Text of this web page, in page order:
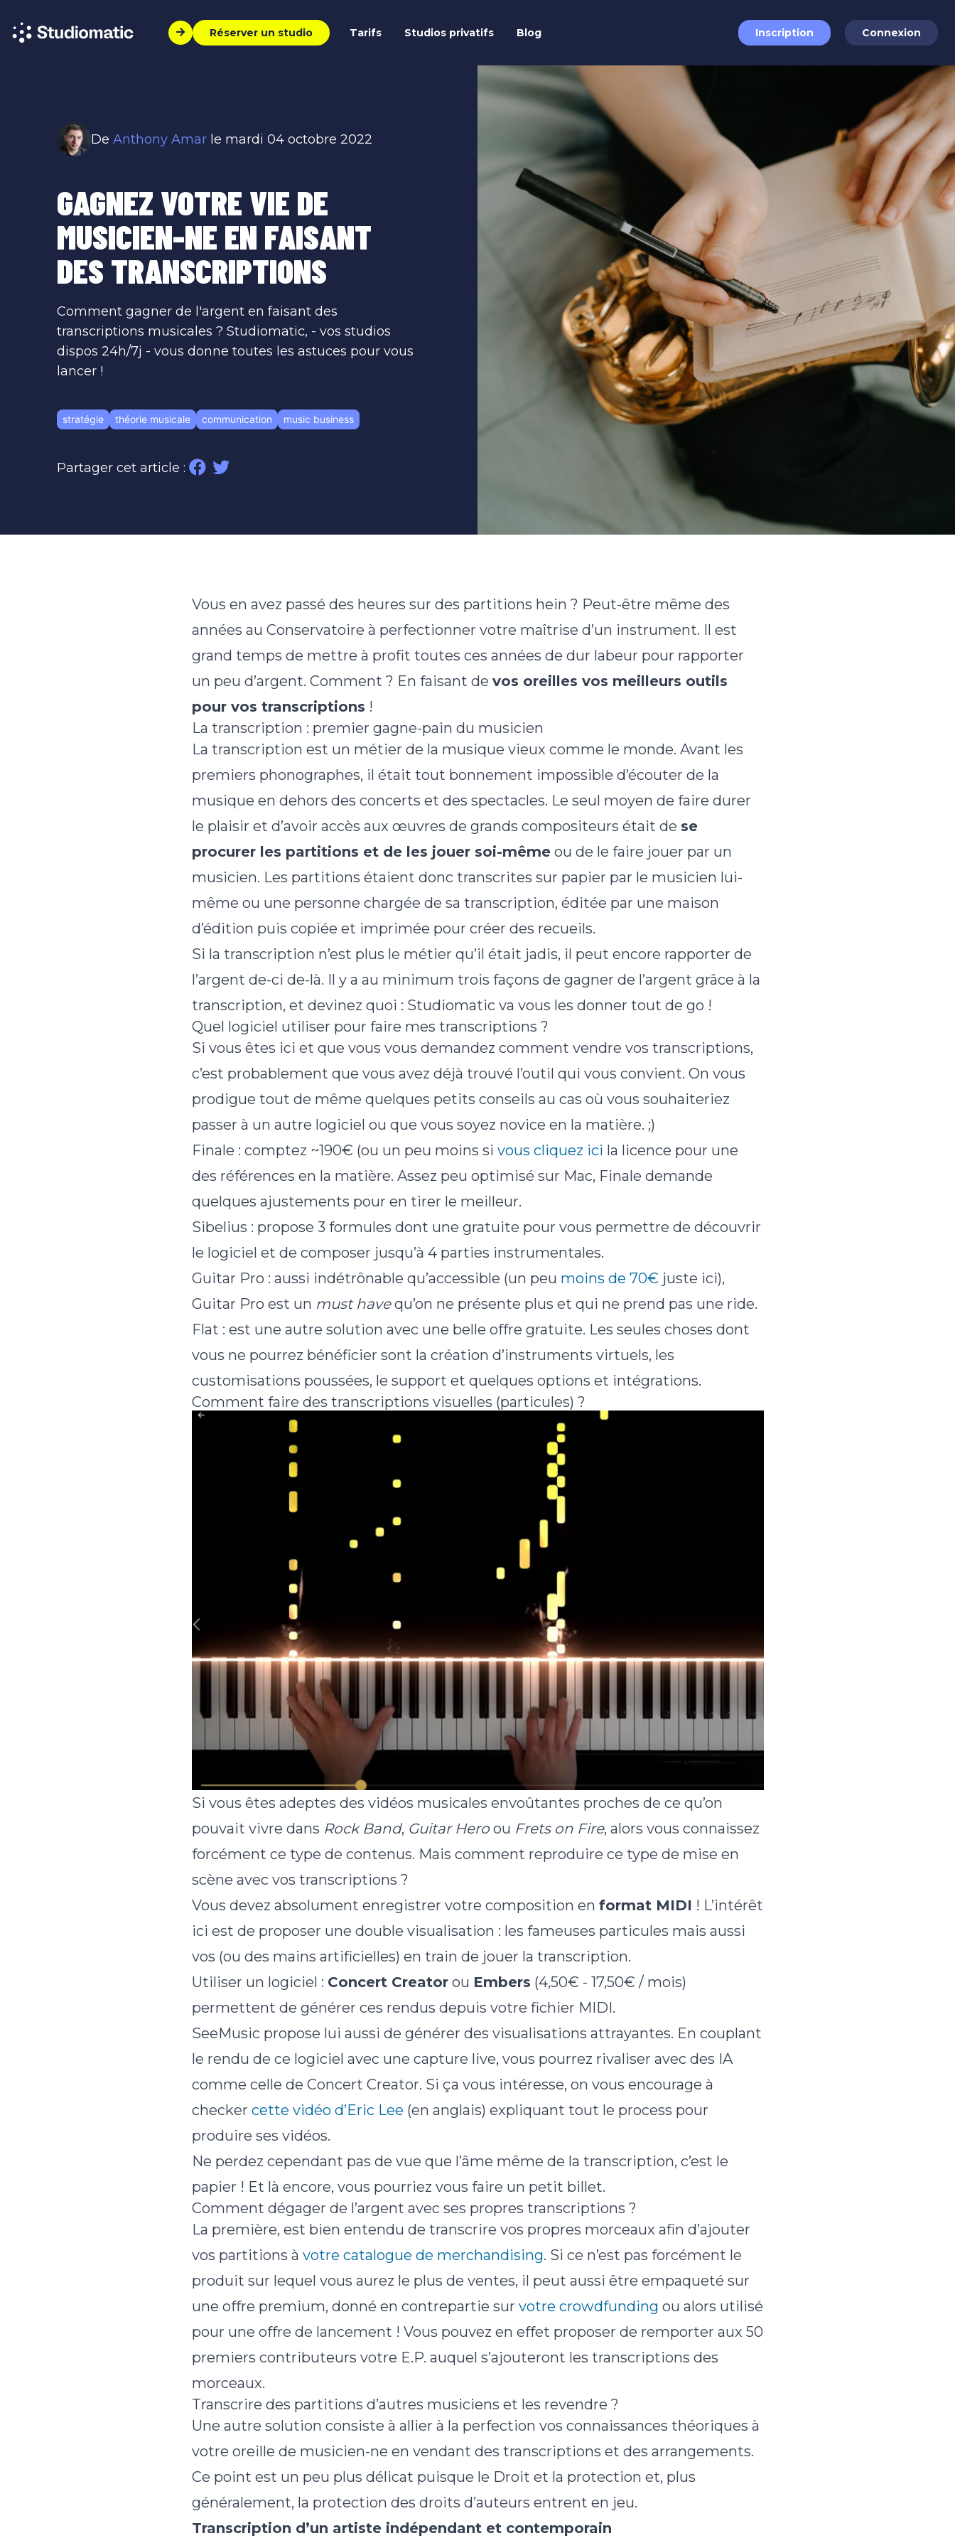
Réserver un studio Tarifs Studios privatifs Blog Inscription Connexion
De Anthony Amar le mardi 04 octobre 2022
GAGNEZ VOTRE VIE DE
MUSICIEN-NE EN FAISANT
DES TRANSCRIPTIONS
Comment gagner de l'argent en faisant des
transcriptions musicales ? Studiomatic, - vos studios
dispos 24h/7j - vous donne toutes les astuces pour vous
lancer !
stratégie théorie musicale communication music business
Partager cet article :
Vous en avez passé des heures sur des partitions hein ? Peut-être même des
années au Conservatoire à perfectionner votre maîtrise d’un instrument. Il est
grand temps de mettre à profit toutes ces années de dur labeur pour rapporter
un peu d’argent. Comment ? En faisant de vos oreilles vos meilleurs outils
pour vos transcriptions !
La transcription : premier gagne-pain du musicien
La transcription est un métier de la musique vieux comme le monde. Avant les
premiers phonographes, il était tout bonnement impossible d’écouter de la
musique en dehors des concerts et des spectacles. Le seul moyen de faire durer
le plaisir et d’avoir accès aux œuvres de grands compositeurs était de se
procurer les partitions et de les jouer soi-mêmeou de le faire jouer par un
musicien. Les partitions étaient donc transcrites sur papier par le musicien lui-
même ou une personne chargée de sa transcription, éditée par une maison
d’édition puis copiée et imprimée pour créer des recueils.
Si la transcription n’est plus le métier qu’il était jadis, il peut encore rapporter de
l’argent de-ci de-là. Il y a au minimum trois façons de gagner de l’argent grâce à la
transcription, et devinez quoi : Studiomatic va vous les donner tout de go !
Quel logiciel utiliser pour faire mes transcriptions ?
Si vous êtes ici et que vous vous demandez comment vendre vos transcriptions,
c’est probablement que vous avez déjà trouvé l’outil qui vous convient. On vous
prodigue tout de même quelques petits conseils au cas où vous souhaiteriez
passer à un autre logiciel ou que vous soyez novice en la matière. ;)
Finale : comptez ~190€ (ou un peu moins si vous cliquez ici la licence pour une
des références en la matière. Assez peu optimisé sur Mac, Finale demande
quelques ajustements pour en tirer le meilleur.
Sibelius : propose 3 formules dont une gratuite pour vous permettre de découvrir
le logiciel et de composer jusqu’à 4 parties instrumentales.
Guitar Pro : aussi indétrônable qu’accessible (un peu moins de 70€ juste ici),
Guitar Pro est un must havequ’on ne présente plus et qui ne prend pas une ride.
Flat : est une autre solution avec une belle offre gratuite. Les seules choses dont
vous ne pourrez bénéficier sont la création d’instruments virtuels, les
customisations poussées, le support et quelques options et intégrations.
Comment faire des transcriptions visuelles (particules) ?
Si vous êtes adeptes des vidéos musicales envoûtantes proches de ce qu’on
pouvait vivre dans Rock Band, Guitar Heroou Frets on Fire, alors vous connaissez
forcément ce type de contenus. Mais comment reproduire ce type de mise en
scène avec vos transcriptions ?
Vous devez absolument enregistrer votre composition en format MIDI ! L’intérêt
ici est de proposer une double visualisation : les fameuses particules mais aussi
vos (ou des mains artificielles) en train de jouer la transcription.
Utiliser un logiciel : Concert Creatorou Embers (4,50€ - 17,50€ / mois)
permettent de générer ces rendus depuis votre fichier MIDI.
SeeMusic propose lui aussi de générer des visualisations attrayantes. En couplant
le rendu de ce logiciel avec une capture live, vous pourrez rivaliser avec des IA
comme celle de Concert Creator. Si ça vous intéresse, on vous encourage à
checker cette vidéo d’Eric Lee (en anglais) expliquant tout le process pour
produire ses vidéos.
Ne perdez cependant pas de vue que l’âme même de la transcription, c’est le
papier ! Et là encore, vous pourriez vous faire un petit billet.
Comment dégager de l’argent avec ses propres transcriptions ?
La première, est bien entendu de transcrire vos propres morceaux afin d’ajouter
vos partitions à votre catalogue de merchandising. Si ce n’est pas forcément le
produit sur lequel vous aurez le plus de ventes, il peut aussi être empaqueté sur
une offre premium, donné en contrepartie sur votre crowdfunding ou alors utilisé
pour une offre de lancement ! Vous pouvez en effet proposer de remporter aux 50
premiers contributeurs votre E.P. auquel s’ajouteront les transcriptions des
morceaux.
Transcrire des partitions d’autres musiciens et les revendre ?
Une autre solution consiste à allier à la perfection vos connaissances théoriques à
votre oreille de musicien-ne en vendant des transcriptions et des arrangements.
Ce point est un peu plus délicat puisque le Droit et la protection et, plus
généralement, la protection des droits d’auteurs entrent en jeu.
Transcription d’un artiste indépendant et contemporain